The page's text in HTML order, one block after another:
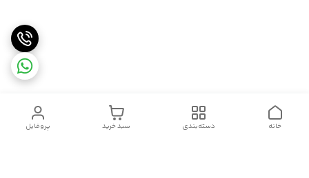
پروفایل سبد خرید دسته‌بندی خانه